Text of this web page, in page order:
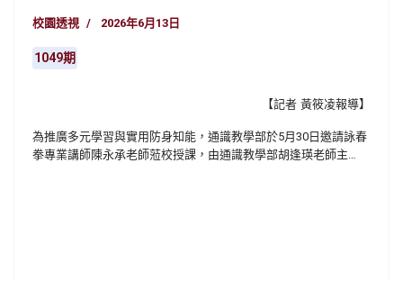
校園透視 2026年6月13日
1049期
【記者 黃筱凌報導】
為推廣多元學習與實用防身知能，通識教學部於5月 30 日邀請詠春
拳專業講師陳永承老師蒞校授課，由通識教學部胡逢瑛老師主